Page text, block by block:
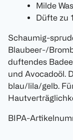
Milde
Düfte zu
Schaumig-
Blaubeer-/
duftendes
und Avocadoöl.
blau/lila/gelb.
BIPA-